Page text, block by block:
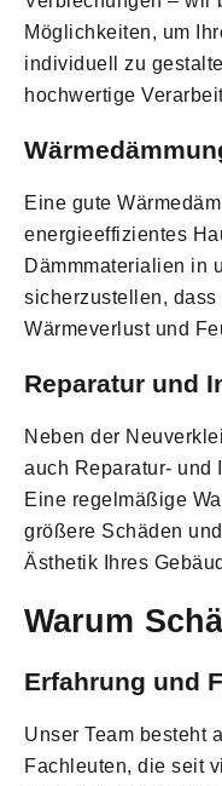
Möglichkeiten, um
individuell zu
hochwertige
Eine gute
energieeffizientes
Dämmmaterialien in
sicherzustellen, dass
Wärmeverlust und
Reparatur und
Neben der
auch Reparatur- und
Eine regelmäßige
größere Schäden
Ästhetik Ihres
Warum
Erfahrung und
Unser Team besteht
Fachleuten, die seit